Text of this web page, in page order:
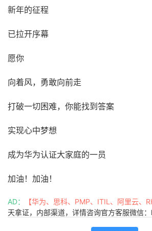
新年的征程
已拉开序幕
愿你
向着风，勇敢向前走
打破一切困难，你能找到答案
实现心中梦想
成为华为认证大家庭的一员
加油！加油！
AD： 【华为、思科、PMP、ITIL、阿里云、
天拿证，内部渠道，详情咨询官方客服微信